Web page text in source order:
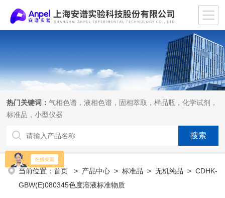
热门关键词：气相色谱，液相色谱，固相萃取，样品瓶，化学试剂，
标准品，小型仪器
当前位置：首页 > 产品中心 >标准品 >无机纯品 > CDHK-
GBW(E)080345色度溶液标准物质